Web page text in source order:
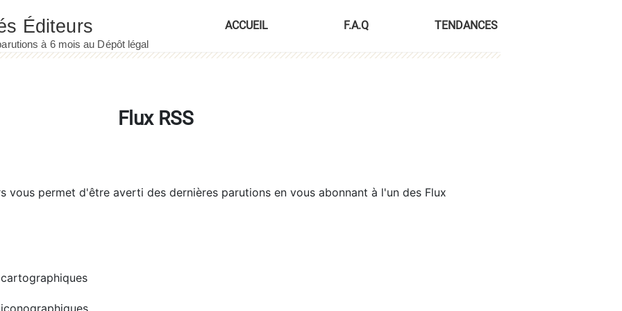
ACCUEIL F.A.Q TENDANCES
Flux RSS
vous permet d'être averti des dernières parutions en vous abonnant à l'un des Flux